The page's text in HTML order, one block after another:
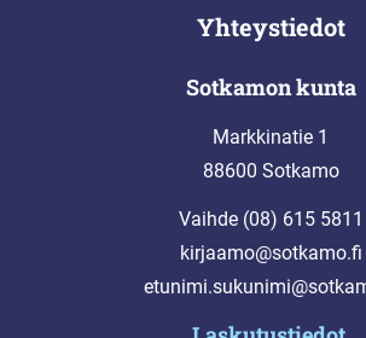
Yhteystiedot
Sotkamon kunta
Markkinatie 1
88600 Sotkamo
Vaihde (08) 615 5811
kirjaamo@sotkamo.fi